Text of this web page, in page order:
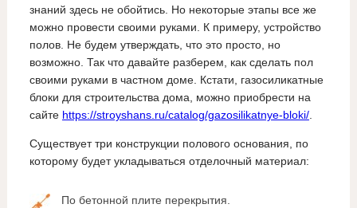
знаний здесь не обойтись. Но некоторые этапы все же
можно провести своими руками. К примеру, устройство
полов. Не будем утверждать, что это просто, но
возможно. Так что давайте разберем, как сделать пол
своими руками в частном доме. Кстати, газосиликатные
блоки для строительства дома, можно приобрести на
сайте https://stroyshans.ru/catalog/gazosilikatnye-bloki/.
Существует три конструкции полового основания, по
которому будет укладываться отделочный материал:
По бетонной плите перекрытия.